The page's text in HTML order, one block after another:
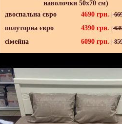
наволочки 50х70 см)
двоспальна євро
4690 грн.
полуторна євро 4390 грн.
сімейна 6090 грн.